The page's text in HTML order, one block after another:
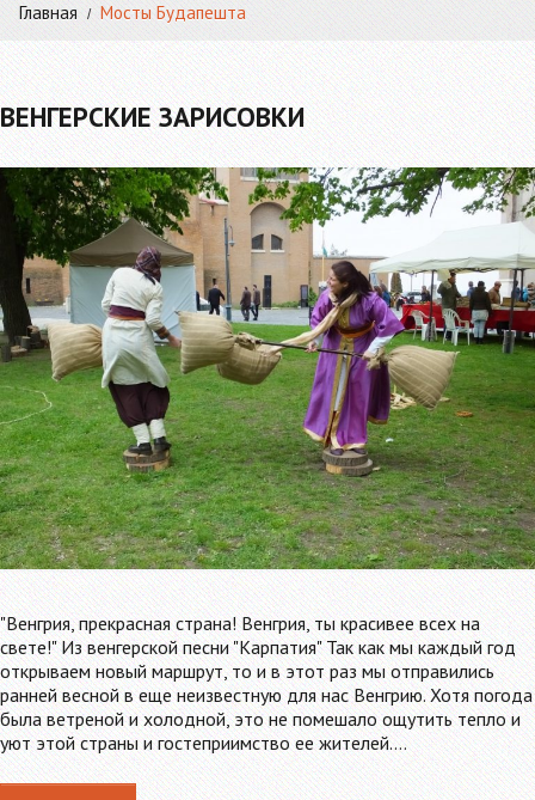
Главная Мосты Будапешта
ВЕНГЕРСКИЕ ЗАРИСОВКИ
"Венгрия, прекрасная страна! Венгрия, ты красивее всех на
свете!" Из венгерской песни "Карпатия" Так как мы каждый год
открываем новый маршрут, то и в этот раз мы отправились
ранней весной в еще неизвестную для нас Венгрию. Хотя погода
была ветреной и холодной, это не помешало ощутить тепло и
уют этой страны и гостеприимство ее жителей.…